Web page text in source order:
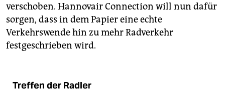
verschoben. Hannovair Connection will nun dafür
sorgen, dass in dem Papier eine echte
Verkehrswende hin zu mehr Radverkehr
festgeschrieben wird.
Treffen der Radler